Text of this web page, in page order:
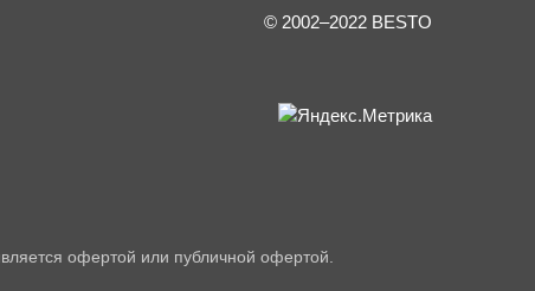
© 2002–2022 BESTO
офертой или публичной офертой.